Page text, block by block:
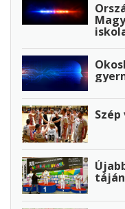
táján